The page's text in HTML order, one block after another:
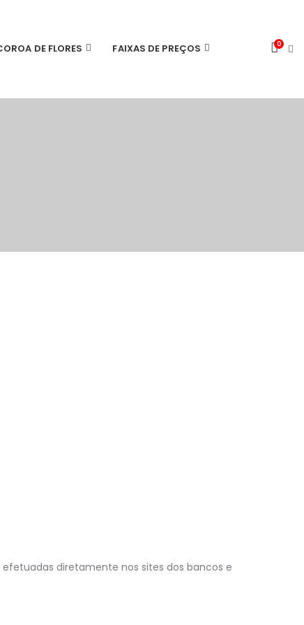
DE FLORES FAIXAS DE PREÇOS 0
diretamente nos sites dos bancos e